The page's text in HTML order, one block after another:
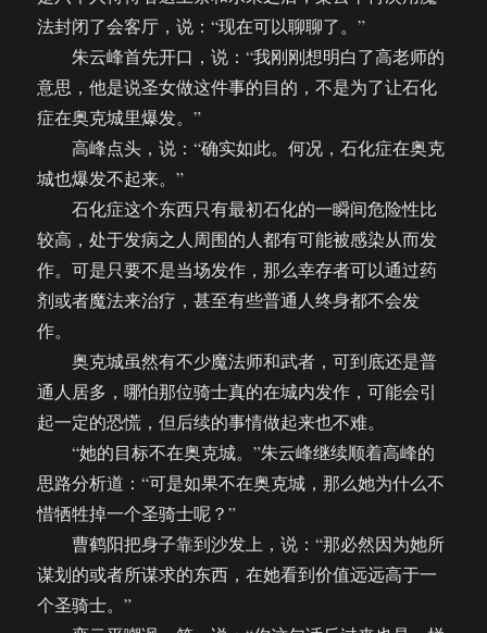
法封闭了会客厅，说：“现在可以聊聊了。”
朱云峰首先开口，说：“我刚刚想明白了高老师的
意思，他是说圣女做这件事的目的，不是为了让石化
症在奥克城里爆发。”
高峰点头，说：“确实如此。何况，石化症在奥克
城也爆发不起来。”
石化症这个东西只有最初石化的一瞬间危险性比
较高，处于发病之人周围的人都有可能被感染从而发
作。可是只要不是当场发作，那么幸存者可以通过药
剂或者魔法来治疗，甚至有些普通人终身都不会发
作。
奥克城虽然有不少魔法师和武者，可到底还是普
通人居多，哪怕那位骑士真的在城内发作，可能会引
起一定的恐慌，但后续的事情做起来也不难。
“她的目标不在奥克城。”朱云峰继续顺着高峰的
思路分析道：“可是如果不在奥克城，那么她为什么不
惜牺牲掉一个圣骑士呢？”
曹鹤阳把身子靠到沙发上，说：“那必然因为她所
谋划的或者所谋求的东西，在她看到价值远远高于一
个圣骑士。”